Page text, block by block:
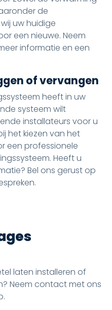
de
uw huidige
een nieuwe. Neem
informatie en een
of vervangen
heeft in uw
systeem wilt
installateurs voor u
het kiezen van het
een professionele
Heeft u
Bel ons gerust op
laten installeren of
Neem contact met ons